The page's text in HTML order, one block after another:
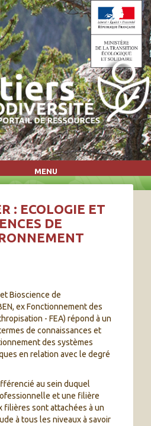
Aller au contenu principal
MENU
: ECOLOGIE ET
DE
Bioscience de
ex Fonctionnement des
- FEA) répond à un
de connaissances et
des systèmes
en relation avec le degré
au sein duquel
et une filière
filières sont attachées à un
à tous les niveaux à savoir